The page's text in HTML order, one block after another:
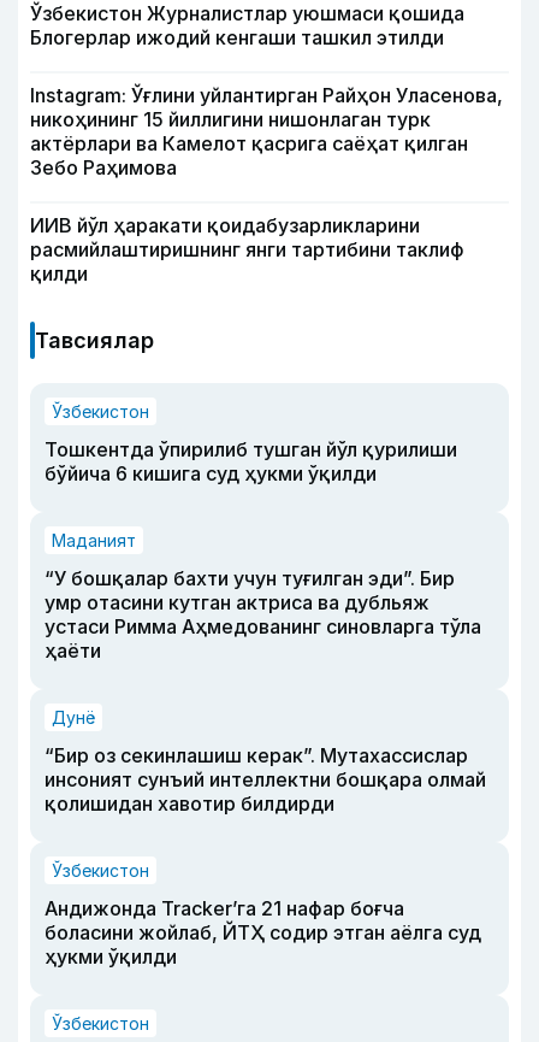
Ўзбекистон Журналистлар уюшмаси қошида
Блогерлар ижодий кенгаши ташкил этилди
Instagram: Ўғлини уйлантирган Райҳон Уласенова,
никоҳининг 15 йиллигини нишонлаган турк
актёрлари ва Камелот қасрига саёҳат қилган
Зебо Раҳимова
ИИВ йўл ҳаракати қоидабузарликларини
расмийлаштиришнинг янги тартибини таклиф
қилди
Тавсиялар
Ўзбекистон
Тошкентда ўпирилиб тушган йўл қурилиши
бўйича 6 кишига суд ҳукми ўқилди
Маданият
“У бошқалар бахти учун туғилган эди”. Бир
умр отасини кутган актриса ва дубльяж
устаси Римма Аҳмедованинг синовларга тўла
ҳаёти
Дунё
“Бир оз секинлашиш керак”. Мутахассислар
инсоният сунъий интеллектни бошқара олмай
қолишидан хавотир билдирди
Ўзбекистон
Андижонда Tracker’га 21 нафар боғча
боласини жойлаб, ЙТҲ содир этган аёлга суд
ҳукми ўқилди
Ўзбекистон